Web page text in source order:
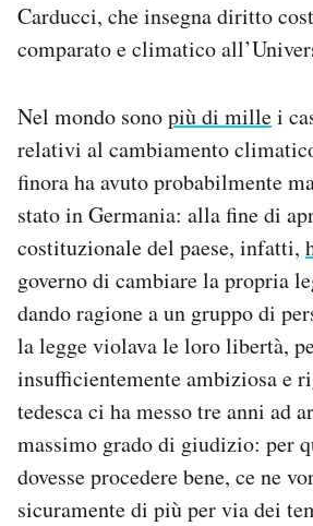
Carducci, che insegna diritto
comparato e climatico
Nel mondo sonopiù di millei
relativi al cambiamento
finora ha avuto probabilmente
stato in Germania: alla fine di
costituzionale del paese, infatti,
governo di cambiare la propria
dando ragione a un gruppo di
la legge violava le loro libertà,
insufficientemente ambiziosa e
tedesca ci ha messo tre anni ad
massimo grado di giudizio: per
dovesse procedere bene, ce ne
sicuramente di più per via dei